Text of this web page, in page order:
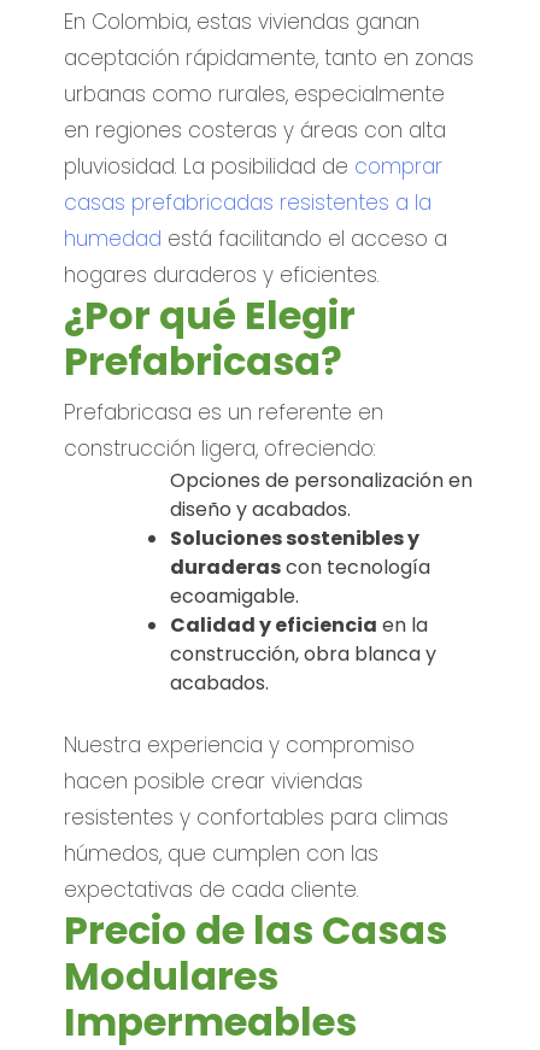
En Colombia, estas viviendas ganan
aceptación rápidamente, tanto en zonas
urbanas como rurales, especialmente
en regiones costeras y áreas con alta
pluviosidad. La posibilidad de comprar
casas prefabricadas resistentes a la
humedad está facilitando el acceso a
hogares duraderos y eficientes.
¿Por qué Elegir
Prefabricasa?
Prefabricasa es un referente en
construcción ligera, ofreciendo:
Opciones de personalización en
diseño y acabados.
Soluciones sostenibles y
duraderascon tecnología
ecoamigable.
Calidad y eficiencia en la
construcción, obra blanca y
acabados.
Nuestra experiencia y compromiso
hacen posible crear viviendas
resistentes y confortables para climas
húmedos, que cumplen con las
expectativas de cada cliente.
Precio de las Casas
Modulares
Impermeables